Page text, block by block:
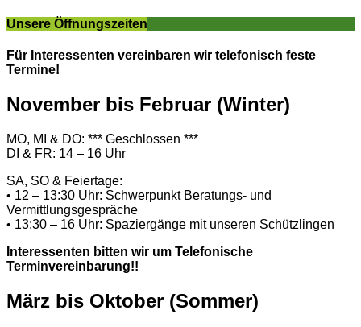
Unsere Öffnungszeiten
Für Interessenten vereinbaren wir telefonisch feste
Termine!
November bis Februar (Winter)
MO, MI & DO: *** Geschlossen ***
DI & FR: 14 – 16 Uhr
SA, SO & Feiertage:
• 12 – 13:30 Uhr: Schwerpunkt Beratungs- und
Vermittlungsgespräche
• 13:30 – 16 Uhr: Spaziergänge mit unseren Schützlingen
Interessenten bitten wir um Telefonische
Terminvereinbarung!!
März bis Oktober (Sommer)